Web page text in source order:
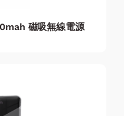
磁吸無線電源